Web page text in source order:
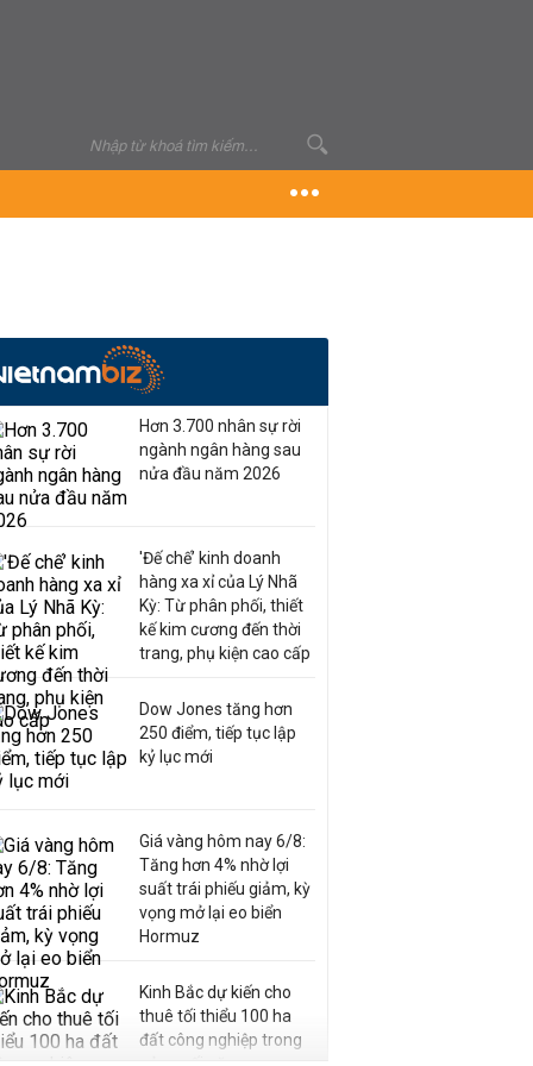
Hơn 3.700 nhân sự rời
ngành ngân hàng sau
nửa đầu năm 2026
'Đế chế’ kinh doanh
hàng xa xỉ của Lý Nhã
Kỳ: Từ phân phối, thiết
kế kim cương đến thời
trang, phụ kiện cao cấp
Dow Jones tăng hơn
250 điểm, tiếp tục lập
kỷ lục mới
Giá vàng hôm nay 6/8:
Tăng hơn 4% nhờ lợi
suất trái phiếu giảm, kỳ
vọng mở lại eo biển
Hormuz
Kinh Bắc dự kiến cho
thuê tối thiểu 100 ha
đất công nghiệp trong